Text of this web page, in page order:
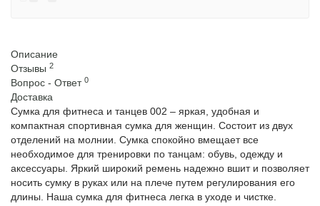
Описание
Отзывы 2
Вопрос - Ответ 0
Доставка
Сумка для фитнеса и танцев 002 – яркая, удобная и
компактная спортивная сумка для женщин. Состоит из двух
отделений на молнии. Сумка спокойно вмещает все
необходимое для тренировки по танцам: обувь, одежду и
аксессуары. Яркий широкий ремень надежно вшит и позволяет
носить сумку в руках или на плече путем регулирования его
длины. Наша сумка для фитнеса легка в уходе и чистке.